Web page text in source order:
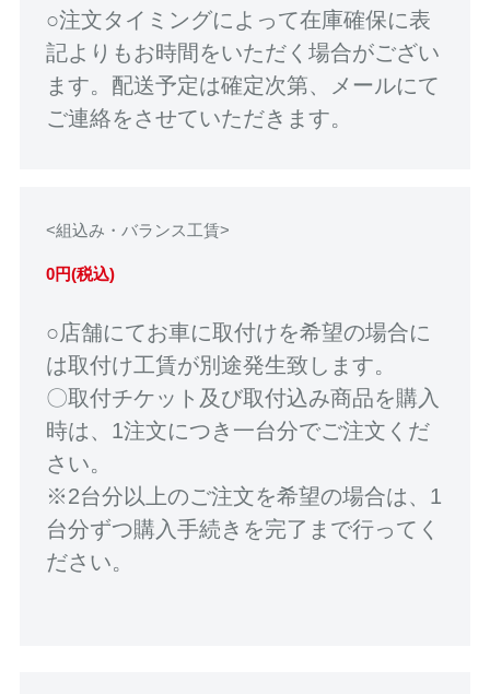
○注文タイミングによって在庫確保に表
記よりもお時間をいただく場合がござい
ます。配送予定は確定次第、メールにて
ご連絡をさせていただきます。
<組込み・バランス工賃>
0円(税込)
○店舗にてお車に取付けを希望の場合に
は取付け工賃が別途発生致します。
〇取付チケット及び取付込み商品を購入
時は、1注文につき一台分でご注文くだ
さい。
※2台分以上のご注文を希望の場合は、1
台分ずつ購入手続きを完了まで行ってく
ださい。